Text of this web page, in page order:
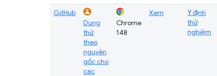
GitHub
Dùng
thử
theo
nguyên
gốc cho
các
Chrome
148
Xem
Ý định
thử
nghiệm